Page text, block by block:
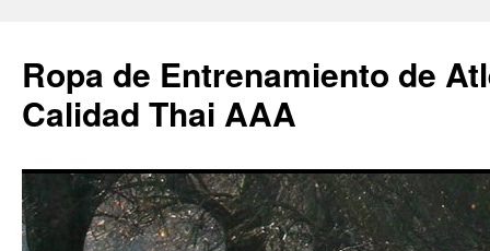
Ropa de Entrenamiento de
Calidad Thai AAA